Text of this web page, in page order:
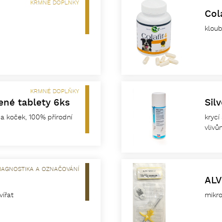
KRMNÉ DOPLŇKY
KRMNÉ DOPLŇKY
tablety 6ks
koček, 100% přírodní
krycí
A OZNAČOVÁNÍ